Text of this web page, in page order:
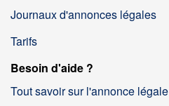
Journaux d'annonces légales
Tarifs
Besoin d'aide ?
Tout savoir sur l'annonce légale